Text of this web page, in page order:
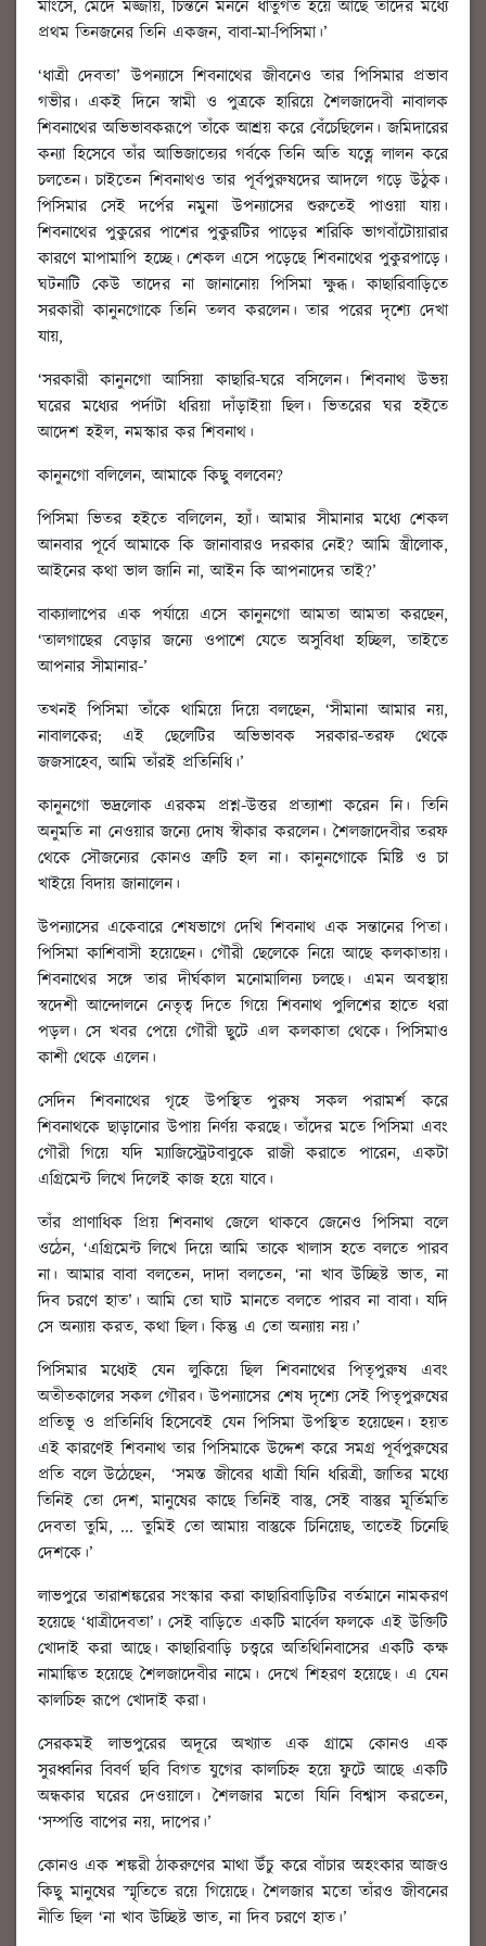
মাংসে, মেদে মজ্জায়, চিন্তনে মননে ধাতুগত হয়ে আছে তাঁদের মধ্যে
প্রথম তিনজনের তিনি একজন, বাবা-মা-পিসিমা।’
‘ধাত্রী দেবতা’ উপন্যাসে শিবনাথের জীবনেও তার পিসিমার প্রভাব
গভীর। একই দিনে স্বামী ও পুত্রকে হারিয়ে শৈলজাদেবী নাবালক
শিবনাথের অভিভাবকরূপে তাঁকে আশ্রয় করে বেঁচেছিলেন। জমিদারের
কন্যা হিসেবে তাঁর আভিজাত্যের গর্বকে তিনি অতি যত্নে লালন করে
চলতেন। চাইতেন শিবনাথও তার পূর্বপুরুষদের আদলে গড়ে উঠুক।
পিসিমার সেই দর্পের নমুনা উপন্যাসের শুরুতেই পাওয়া যায়।
শিবনাথের পুকুরের পাশের পুকুরটির পাড়ের শরিকি ভাগবাঁটোয়ারার
কারণে মাপামাপি হচ্ছে। শেকল এসে পড়েছে শিবনাথের পুকুরপাড়ে।
ঘটনাটি কেউ তাদের না জানানোয় পিসিমা ক্ষুব্ধ। কাছারিবাড়িতে
সরকারী কানুনগোকে তিনি তলব করলেন। তার পরের দৃশ্যে দেখা
যায়,
‘সরকারী কানুনগো আসিয়া কাছারি-ঘরে বসিলেন। শিবনাথ উভয়
ঘরের মধ্যের পর্দাটা ধরিয়া দাঁড়াইয়া ছিল। ভিতরের ঘর হইতে
আদেশ হইল, নমস্কার কর শিবনাথ।
কানুনগো বলিলেন, আমাকে কিছু বলবেন?
পিসিমা ভিতর হইতে বলিলেন, হ্যাঁ। আমার সীমানার মধ্যে শেকল
আনবার পূর্বে আমাকে কি জানাবারও দরকার নেই? আমি স্ত্রীলোক,
আইনের কথা ভাল জানি না, আইন কি আপনাদের তাই?’
বাক্যালাপের এক পর্যায়ে এসে কানুনগো আমতা আমতা করছেন,
‘তালগাছের বেড়ার জন্যে ওপাশে যেতে অসুবিধা হচ্ছিল, তাইতে
আপনার সীমানার-’
তখনই পিসিমা তাঁকে থামিয়ে দিয়ে বলছেন, ‘সীমানা আমার নয়,
নাবালকের; এই ছেলেটির অভিভাবক সরকার-তরফ থেকে
জজসাহেব, আমি তাঁরই প্রতিনিধি।’
কানুনগো ভদ্রলোক এরকম প্রশ্ন-উত্তর প্রত্যাশা করেন নি। তিনি
অনুমতি না নেওয়ার জন্যে দোষ স্বীকার করলেন। শৈলজাদেবীর তরফ
থেকে সৌজন্যের কোনও ত্রুটি হল না। কানুনগোকে মিষ্টি ও চা
খাইয়ে বিদায় জানালেন।
উপন্যাসের একেবারে শেষভাগে দেখি শিবনাথ এক সন্তানের পিতা।
পিসিমা কাশিবাসী হয়েছেন। গৌরী ছেলেকে নিয়ে আছে কলকাতায়।
শিবনাথের সঙ্গে তার দীর্ঘকাল মনোমালিন্য চলছে। এমন অবস্থায়
স্বদেশী আন্দোলনে নেতৃত্ব দিতে গিয়ে শিবনাথ পুলিশের হাতে ধরা
পড়ল। সে খবর পেয়ে গৌরী ছুটে এল কলকাতা থেকে। পিসিমাও
কাশী থেকে এলেন।
সেদিন শিবনাথের গৃহে উপস্থিত পুরুষ সকল পরামর্শ করে
শিবনাথকে ছাড়ানোর উপায় নির্ণয় করছে। তাঁদের মতে পিসিমা এবং
গৌরী গিয়ে যদি ম্যাজিস্ট্রেটবাবুকে রাজী করাতে পারেন, একটা
এগ্রিমেন্ট লিখে দিলেই কাজ হয়ে যাবে।
তাঁর প্রাণাধিক প্রিয় শিবনাথ জেলে থাকবে জেনেও পিসিমা বলে
ওঠেন, ‘এগ্রিমেন্ট লিখে দিয়ে আমি তাকে খালাস হতে বলতে পারব
না। আমার বাবা বলতেন, দাদা বলতেন, ‘না খাব উচ্ছিষ্ট ভাত, না
দিব চরণে হাত’। আমি তো ঘাট মানতে বলতে পারব না বাবা। যদি
সে অন্যায় করত, কথা ছিল। কিন্তু এ তো অন্যায় নয়।’
পিসিমার মধ্যেই যেন লুকিয়ে ছিল শিবনাথের পিতৃপুরুষ এবং
অতীতকালের সকল গৌরব। উপন্যাসের শেষ দৃশ্যে সেই পিতৃপুরুষের
প্রতিভূ ও প্রতিনিধি হিসেবেই যেন পিসিমা উপস্থিত হয়েছেন। হয়ত
এই কারণেই শিবনাথ তার পিসিমাকে উদ্দেশ করে সমগ্র পূর্বপুরুষের
প্রতি বলে উঠেছেন, ‘সমস্ত জীবের ধাত্রী যিনি ধরিত্রী, জাতির মধ্যে
তিনিই তো দেশ, মানুষের কাছে তিনিই বাস্তু, সেই বাস্তুর মূর্তিমতি
দেবতা তুমি, ... তুমিই তো আমায় বাস্তুকে চিনিয়েছ, তাতেই চিনেছি
দেশকে।’
লাভপুরে তারাশঙ্করের সংস্কার করা কাছারিবাড়িটির বর্তমানে নামকরণ
হয়েছে ‘ধাত্রীদেবতা’। সেই বাড়িতে একটি মার্বেল ফলকে এই উক্তিটি
খোদাই করা আছে। কাছারিবাড়ি চত্ত্বরে অতিথিনিবাসের একটি কক্ষ
নামাঙ্কিত হয়েছে শৈলজাদেবীর নামে। দেখে শিহরণ হয়েছে। এ যেন
কালচিহ্ন রূপে খোদাই করা।
সেরকমই লাভপুরের অদূরে অখ্যাত এক গ্রামে কোনও এক
সুরধ্বনির বিবর্ণ ছবি বিগত যুগের কালচিহ্ন হয়ে ফুটে আছে একটি
অন্ধকার ঘরের দেওয়ালে। শৈলজার মতো যিনি বিশ্বাস করতেন,
‘সম্পত্তি বাপের নয়, দাপের।’
কোনও এক শঙ্করী ঠাকরুণের মাথা উঁচু করে বাঁচার অহংকার আজও
কিছু মানুষের স্মৃতিতে রয়ে গিয়েছে। শৈলজার মতো তাঁরও জীবনের
নীতি ছিল ‘না খাব উচ্ছিষ্ট ভাত, না দিব চরণে হাত।’